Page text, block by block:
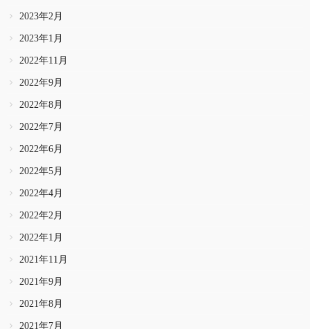
2023年2月
2023年1月
2022年11月
2022年9月
2022年8月
2022年7月
2022年6月
2022年5月
2022年4月
2022年2月
2022年1月
2021年11月
2021年9月
2021年8月
2021年7月